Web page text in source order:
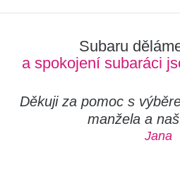
Subaru
a spokojení subaráci
Děkuji za pomoc s
manžela a
Jana